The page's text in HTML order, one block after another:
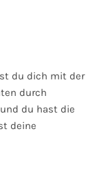
du dich mit der
durch
du hast die
deine